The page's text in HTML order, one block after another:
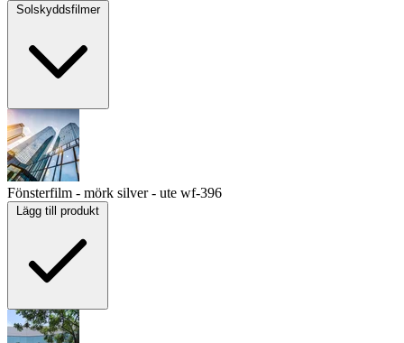
Solskyddsfilmer
Fönsterfilm - mörk silver - ute wf-396
Lägg till produkt